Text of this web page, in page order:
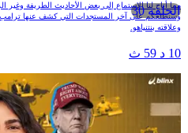
الحلقة 30
مما أتاح لنا الاستماع إلى بعض الأحاديث الطريفة وغير
وسنطلعكم على آخر المستجدات التي كشف عنها ترامب
وعلاقته بنتنياهو.
10 د 59 ث